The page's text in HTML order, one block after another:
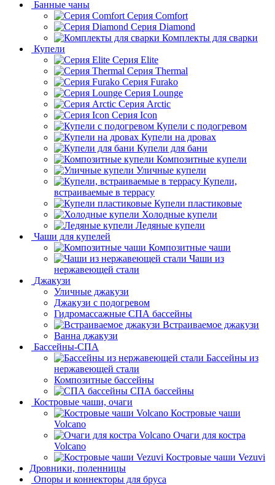
Банные чаны
Серия Comfort
Серия Diamond
Комплекты для сварки
Купели
Серия Elite
Серия Thermal
Серия Furako
Серия Lounge
Серия Arctic
Серия Icon
Купели с подогревом
Купели на дровах
Купели для бани
Композитные купели
Уличные купели
Купели,
встраиваемые в террасу
Купели пластиковые
Холодные купели
Ледяные купели
Чаши для купелей
Композитные чаши
Чаши из
нержавеющей стали
Джакузи
Уличные джакузи
Джакузи с подогревом
Гидромассажные СПА бассейны
Встраиваемое джакузи
Ванна джакузи
Бассейны-СПА
Бассейны из
нержавеющей стали
Композитные бассейны
СПА бассейны
Костровые чаши, очаги
Костровые чаши
Volcano
Очаги для костра
Volcano
Костровые чаши Vezuvi
Дровники, поленницы
Опоры и коннекторы для бруса